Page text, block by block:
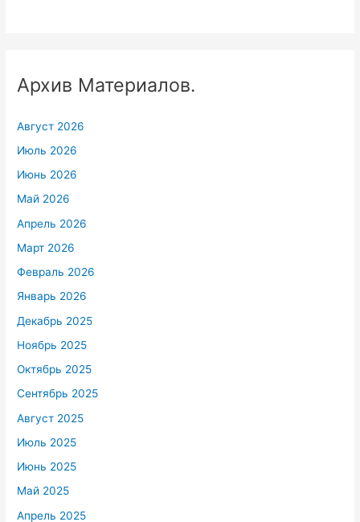
Архив Материалов.
Август 2026
Июль 2026
Июнь 2026
Май 2026
Апрель 2026
Март 2026
Февраль 2026
Январь 2026
Декабрь 2025
Ноябрь 2025
Октябрь 2025
Сентябрь 2025
Август 2025
Июль 2025
Июнь 2025
Май 2025
Апрель 2025